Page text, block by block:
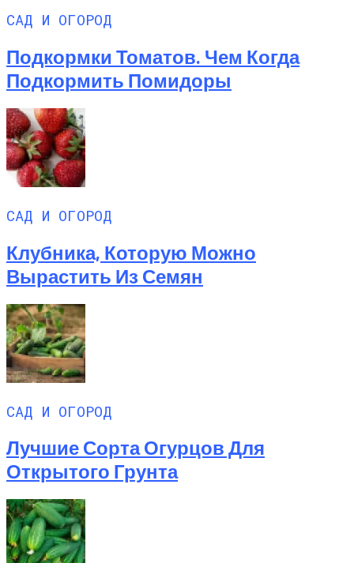
САД И ОГОРОД
Подкормки Томатов. Чем Когда
Подкормить Помидоры
САД И ОГОРОД
Клубника, Которую Можно
Вырастить Из Семян
САД И ОГОРОД
Лучшие Сорта Огурцов Для
Открытого Грунта